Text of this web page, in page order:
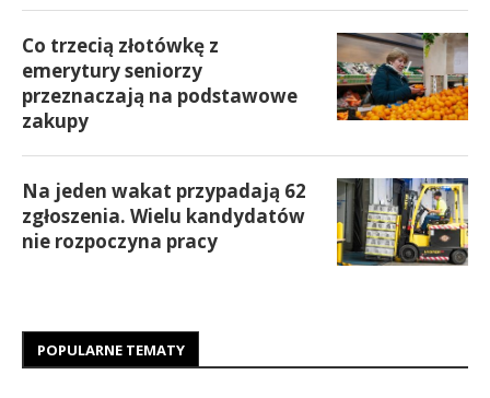
Co trzecią złotówkę z
emerytury seniorzy
przeznaczają na podstawowe
zakupy
Na jeden wakat przypadają 62
zgłoszenia. Wielu kandydatów
nie rozpoczyna pracy
POPULARNE TEMATY